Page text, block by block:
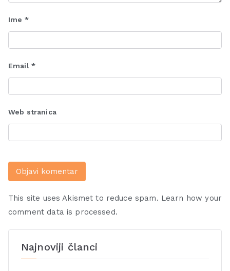
Ime *
Email *
Web stranica
This site uses Akismet to reduce spam. Learn how your
comment data is processed.
Najnoviji članci